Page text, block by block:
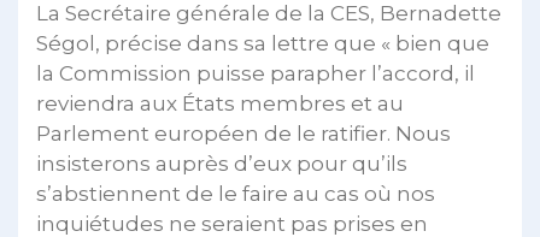
La Secrétaire générale de la CES, Bernadette
Ségol, précise dans sa lettre que « bien que
la Commission puisse parapher l’accord, il
reviendra aux États membres et au
Parlement européen de le ratifier. Nous
insisterons auprès d’eux pour qu’ils
s’abstiennent de le faire au cas où nos
inquiétudes ne seraient pas prises en